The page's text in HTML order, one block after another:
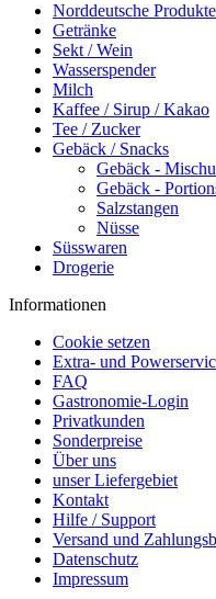
Norddeutsche Produkte
Getränke
Sekt / Wein
Wasserspender
Milch
Kaffee / Sirup / Kakao
Tee / Zucker
Gebäck / Snacks
Gebäck -
Gebäck -
Salzstangen
Nüsse
Süsswaren
Drogerie
Informationen
Cookie setzen
Extra- und
FAQ
Gastronomie-Login
Privatkunden
Sonderpreise
Über uns
unser Liefergebiet
Kontakt
Hilfe / Support
Versand und
Datenschutz
Impressum